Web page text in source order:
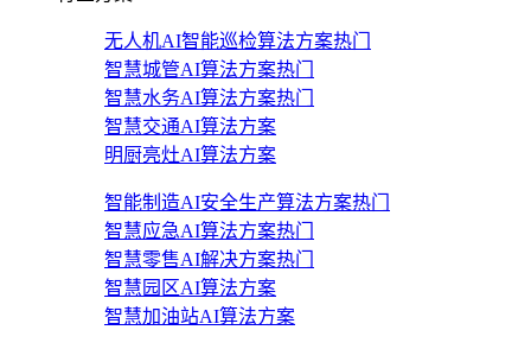
无人机AI智能巡检算法方案热门
智慧城管AI算法方案热门
智慧水务AI算法方案热门
智慧交通AI算法方案
明厨亮灶AI算法方案
智能制造AI安全生产算法方案热门
智慧应急AI算法方案热门
智慧零售AI解决方案热门
智慧园区AI算法方案
智慧加油站AI算法方案